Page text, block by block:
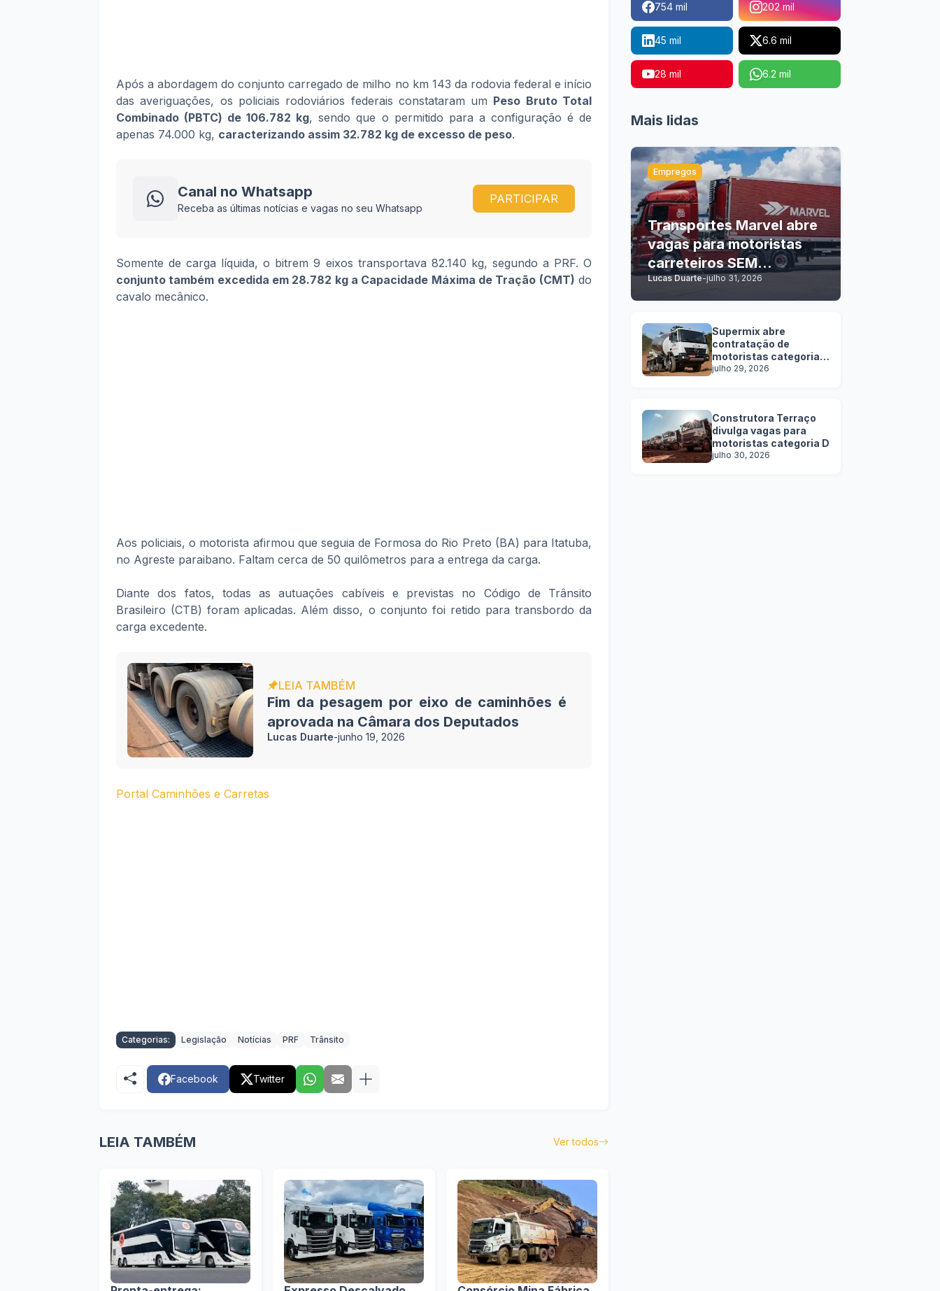
Após a abordagem do conjunto carregado de milho no km 143 da rodovia federal e início
das averiguações, os policiais rodoviários federais constataram um Peso Bruto Total
Combinado (PBTC) de 106.782 kg, sendo que o permitido para a configuração é de
apenas 74.000 kg, caracterizando assim 32.782 kg de excesso de peso.
Canal no Whatsapp
Receba as últimas notícias e vagas no seu Whatsapp
PARTICIPAR
Somente de carga líquida, o bitrem 9 eixos transportava 82.140 kg, segundo a PRF. O
conjunto também excedida em 28.782 kg a Capacidade Máxima de Tração (CMT) do
cavalo mecânico.
Aos policiais, o motorista afirmou que seguia de Formosa do Rio Preto (BA) para Itatuba,
no Agreste paraibano. Faltam cerca de 50 quilômetros para a entrega da carga.
Diante dos fatos, todas as autuações cabíveis e previstas no Código de Trânsito
Brasileiro (CTB) foram aplicadas. Além disso, o conjunto foi retido para transbordo da
carga excedente.
LEIA TAMBÉM
Fim da pesagem por eixo de caminhões é
aprovada na Câmara dos Deputados
Lucas Duarte-junho 19, 2026
Portal Caminhões e Carretas
Categorias: Legislação Notícias PRF Trânsito
Facebook Twitter
LEIA TAMBÉM Ver todos
754 mil 202 mil
45 mil 6.6 mil
28 mil 6.2 mil
Mais lidas
Empregos
Transportes Marvel abre
vagas para motoristas
carreteiros SEM
EXPERIÊNCIA
Lucas Duarte-julho 31, 2026
Supermix abre
contratação de
motoristas categoria
C, D e E
julho 29, 2026
Construtora Terraço
divulga vagas para
motoristas categoria D
julho 30, 2026